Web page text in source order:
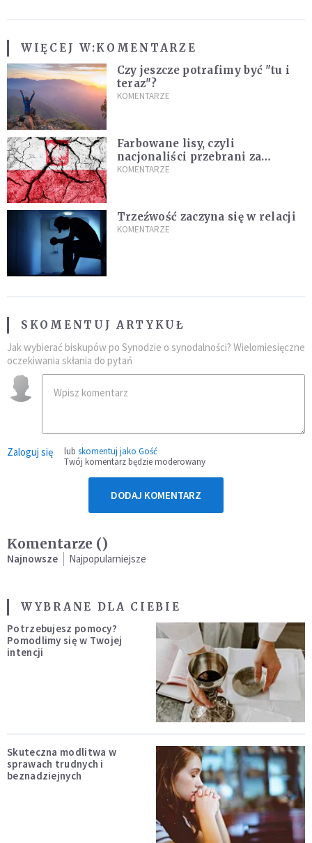
WIĘCEJ W:KOMENTARZE
Czy jeszcze potrafimy być "tu i
teraz"?
KOMENTARZE
Farbowane lisy, czyli
nacjonaliści przebrani za
chrześcijan
KOMENTARZE
Trzeźwość zaczyna się w relacji
KOMENTARZE
SKOMENTUJ ARTYKUŁ
Jak wybierać biskupów po Synodzie o synodalności? Wielomiesięczne
oczekiwania skłania do pytań
Zaloguj się lub skomentuj jako Gość
Twój komentarz będzie moderowany
DODAJ KOMENTARZ
Komentarze ()
Najnowsze Najpopularniejsze
WYBRANE DLA CIEBIE
Potrzebujesz pomocy?
Pomodlimy się w Twojej
intencji
Skuteczna modlitwa w
sprawach trudnych i
beznadziejnych